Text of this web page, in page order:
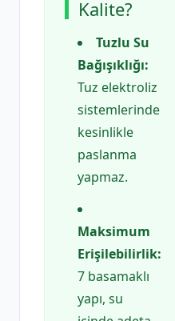
Kalite?
Tuzlu Su
Bağışıklığı:
Tuz elektroliz
sistemlerinde
kesinlikle
paslanma
yapmaz.
Maksimum
Erişilebilirlik:
7 basamaklı
yapı, su